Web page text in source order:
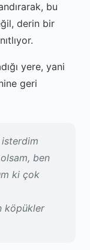
bu
derin bir
yere, yani
geri
ben
ki çok
köpükler